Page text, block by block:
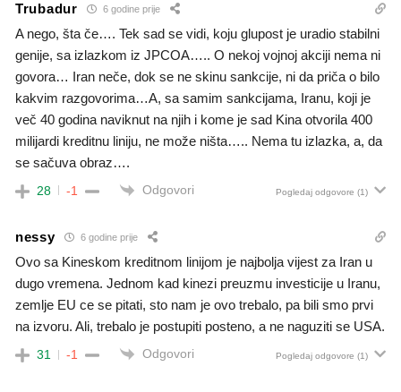
Trubadur 6 godine prije
A nego, šta če…. Tek sad se vidi, koju glupost je uradio stabilni
genije, sa izlazkom iz JPCOA….. O nekoj vojnoj akciji nema ni
govora… Iran neče, dok se ne skinu sankcije, ni da priča o bilo
kakvim razgovorima…A, sa samim sankcijama, Iranu, koji je
več 40 godina naviknut na njih i kome je sad Kina otvorila 400
milijardi kreditnu liniju, ne može ništa….. Nema tu izlazka, a, da
se sačuva obraz….
28 -1 Odgovori Pogledaj odgovore (1)
nessy 6 godine prije
Ovo sa Kineskom kreditnom linijom je najbolja vijest za Iran u
dugo vremena. Jednom kad kinezi preuzmu investicije u Iranu,
zemlje EU ce se pitati, sto nam je ovo trebalo, pa bili smo prvi
na izvoru. Ali, trebalo je postupiti posteno, a ne naguziti se USA.
31 -1 Odgovori Pogledaj odgovore (1)